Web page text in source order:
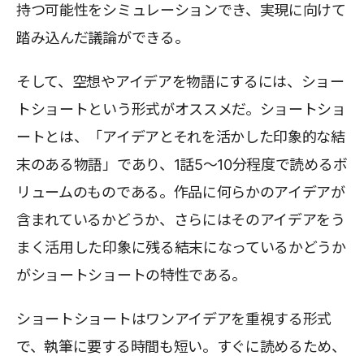
持つ可能性をシミュレーションでき、実現に向けて
踏み込んだ議論ができる。
そして、空想やアイデアを物語にするには、ショー
トショートという形式がオススメだ。ショートショ
ートとは、「アイデアとそれを活かした印象的な結
末のある物語」であり、1話5〜10分程度で読めるボ
リュームのものである。作品に何らかのアイデアが
含まれているかどうか、さらにはそのアイデアをう
まく活用した印象に残る結末になっているかどうか
がショートショートの特性である。
ショートショートはワンアイデアを重視する形式
で、執筆に要する時間も短い。すぐに読めるため、